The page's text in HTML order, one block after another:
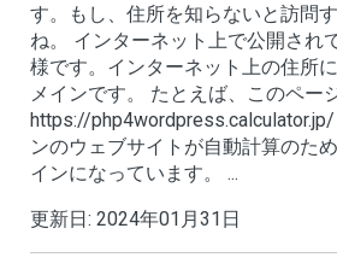
す。もし、住所を知らないと訪問
ね。 インターネット上で公開され
様です。インターネット上の住所
メインです。 たとえば、このペー
https://
ンのウェブサイトが自動計算のた
インになっています。 ...
更新日: 2024年01月31日